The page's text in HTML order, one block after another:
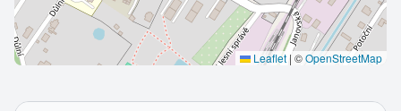
Leaflet | ©OpenStreetMap